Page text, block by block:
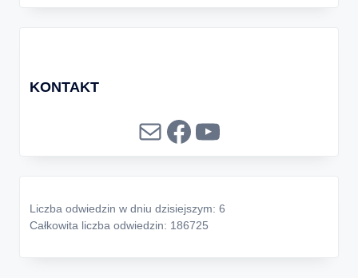
KONTAKT
MailFacebook
YouTube
Liczba odwiedzin w dniu dzisiejszym: 6
Całkowita liczba odwiedzin: 186725